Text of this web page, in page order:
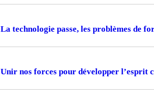
La technologie passe, les problèmes de
Unir nos forces pour développer l’esprit